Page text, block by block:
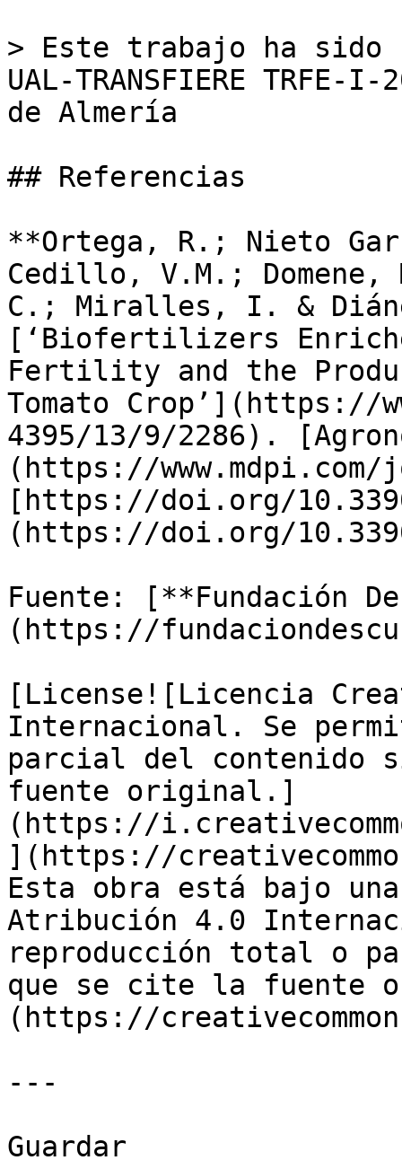
> Este trabajo ha sido
UAL-TRANSFIERE
de Almería
## Referencias
**Ortega, R.; Nieto
Cedillo, V.M.;
C.; Miralles, I. &
[‘Biofertilizers
Fertility and the
Tomato Crop’](https://
4395/13/9/2286).
(https://
[https://doi.org/
(https://doi.org/
Fuente: [**Fundación
(https://
[License![Licencia
Internacional. Se
parcial del contenido
fuente original.]
(https://
](https://
Esta obra está bajo
Atribución 4.0
reproducción total o
que se cite la fuente
(https://
---
Guardar